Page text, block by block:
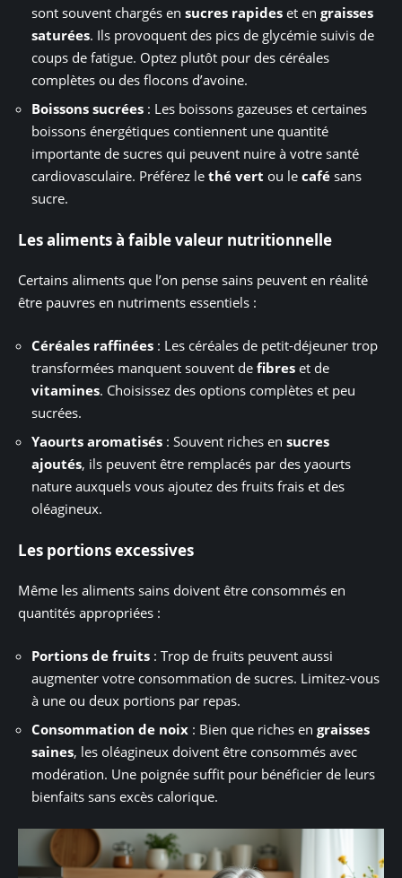
sont souvent chargés en sucres rapides et en graisses
saturées. Ils provoquent des pics de glycémie suivis de
coups de fatigue. Optez plutôt pour des céréales
complètes ou des flocons d’avoine.
Boissons sucrées : Les boissons gazeuses et certaines
boissons énergétiques contiennent une quantité
importante de sucres qui peuvent nuire à votre santé
cardiovasculaire. Préférez le thé vert ou le café sans
sucre.
Les aliments à faible valeur nutritionnelle
Certains aliments que l’on pense sains peuvent en réalité
être pauvres en nutriments essentiels :
Céréales raffinées : Les céréales de petit-déjeuner trop
transformées manquent souvent de fibres et de
vitamines. Choisissez des options complètes et peu
sucrées.
Yaourts aromatisés : Souvent riches en sucres
ajoutés, ils peuvent être remplacés par des yaourts
nature auxquels vous ajoutez des fruits frais et des
oléagineux.
Les portions excessives
Même les aliments sains doivent être consommés en
quantités appropriées :
Portions de fruits : Trop de fruits peuvent aussi
augmenter votre consommation de sucres. Limitez-vous
à une ou deux portions par repas.
Consommation de noix : Bien que riches en graisses
saines, les oléagineux doivent être consommés avec
modération. Une poignée suffit pour bénéficier de leurs
bienfaits sans excès calorique.